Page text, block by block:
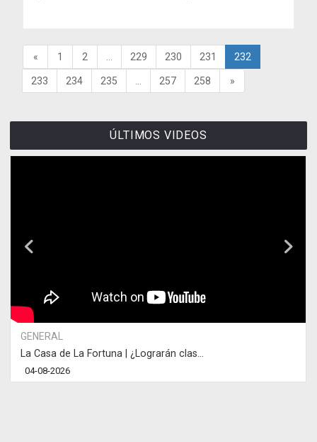
« 1 2 229 230 231 232
233 234 235 257 258 »
ÚLTIMOS VIDEOS
GENERAL
La Casa de La Fortuna | ¿Lograrán clas...
04-08-2026